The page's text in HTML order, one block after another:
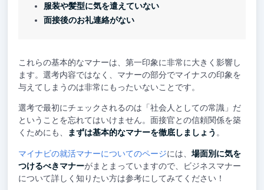
服装や髪型に気を遣えていない
面接後のお礼連絡がない
これらの基本的なマナーは、第一印象に非常に大きく影響し
ます。選考内容ではなく、マナーの部分でマイナスの印象を
与えてしまうのは非常にもったいないことです。
選考で最初にチェックされるのは「社会人としての常識」だ
ということを忘れてはいけません。面接官との信頼関係を築
くためにも、
まずは基本的なマナーを徹底しましょう 。
マイナビの就活マナーについてのページには、 場面別に気を
つけるべきマナーがまとまっていますので、ビジネスマナー
について詳しく知りたい方は参考にしてみてください！